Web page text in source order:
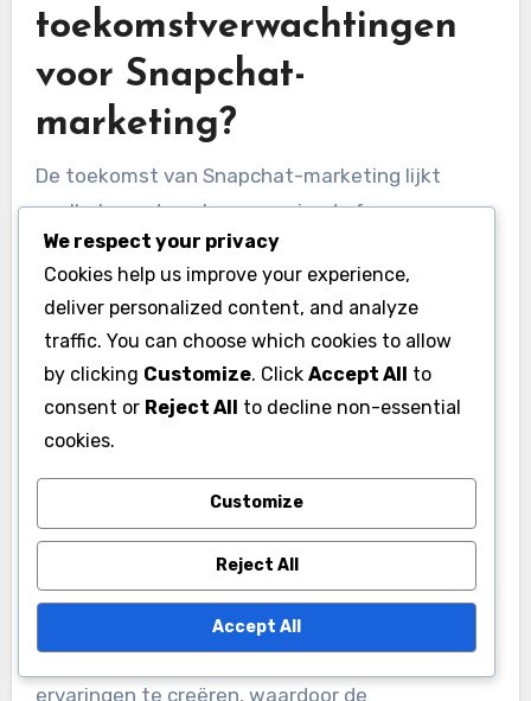
toekomstverwachtingen
voor Snapchat-
marketing?
De toekomst van Snapchat-marketing lijkt
veelbelovend, met een groeiende focus op
visuele content en interactieve functies.
Merken moeten zich aanpassen aan nieuwe
technologieën en gebruikersvoorkeuren om
effectief te blijven communiceren met hun
doelgroep.
Snapchat blijft innoveren met nieuwe
technologieën zoals augmented reality (AR) en
kunstmatige intelligentie (AI). Deze functies
bieden merken de mogelijkheid om meeslepende
ervaringen te creëren, waardoor de
We respect your privacy
Cookies help us improve your experience,
deliver personalized content, and analyze
traffic. You can choose which cookies to allow
by clicking Customize. Click Accept All to
consent or Reject All to decline non-essential
cookies.
Customize
Reject All
Accept All